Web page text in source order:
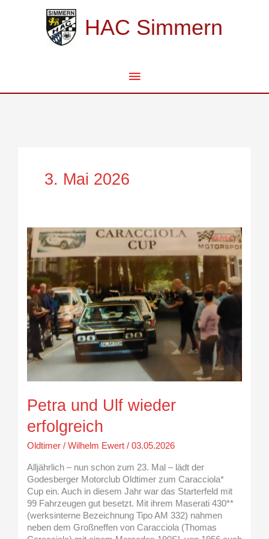
HAC Simmern
3. Mai 2026
Petra und Ulf wieder
erfolgreich
Oldtimer/ Wilhelm Ewert / 03.05.2026
Alljährlich – nun schon zum 23. Mal – lädt der
Godesberger Motorclub Oldtimer zum Caracciola*
Cup ein. Auch in diesem Jahr war das Starterfeld mit
99 Fahrzeugen gut besetzt. Mit ihrem Maserati 430**
(werksinterne Bezeichnung Tipo AM 332) nahmen
neben dem Großneffen von Caracciola (Thomas
Petra
und
Ulf
wieder
erfolgreich